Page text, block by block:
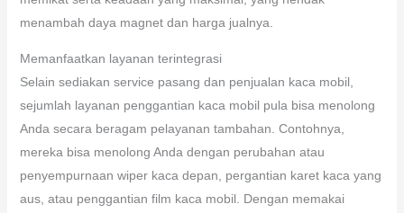
menambah daya magnet dan harga jualnya.
Memanfaatkan layanan terintegrasi
Selain sediakan service pasang dan penjualan kaca mobil,
sejumlah layanan penggantian kaca mobil pula bisa menolong
Anda secara beragam pelayanan tambahan. Contohnya,
mereka bisa menolong Anda dengan perubahan atau
penyempurnaan wiper kaca depan, pergantian karet kaca yang
aus, atau penggantian film kaca mobil. Dengan memakai